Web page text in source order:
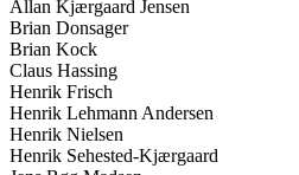
Allan Kjærgaard Jensen
Brian Donsager
Brian Kock
Claus Hassing
Henrik Frisch
Henrik Lehmann Andersen
Henrik Nielsen
Henrik Sehested-Kjærgaard